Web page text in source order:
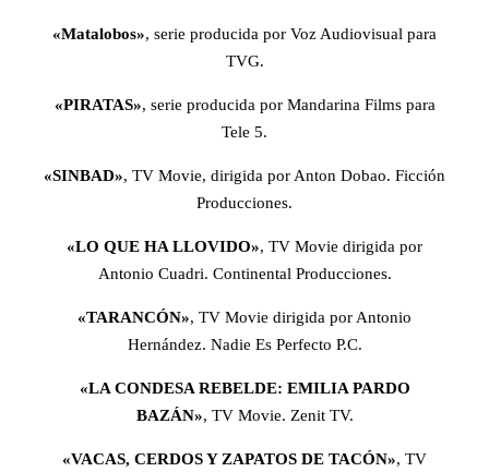
«Matalobos», serie producida por Voz Audiovisual para
TVG.
«PIRATAS», serie producida por Mandarina Films para
Tele 5.
«SINBAD», TV Movie, dirigida por Anton Dobao. Ficción
Producciones.
«LO QUE HA LLOVIDO», TV Movie dirigida por
Antonio Cuadri. Continental Producciones.
«TARANCÓN», TV Movie dirigida por Antonio
Hernández. Nadie Es Perfecto P.C.
«LA CONDESA REBELDE: EMILIA PARDO
BAZÁN», TV Movie. Zenit TV.
«VACAS, CERDOS Y ZAPATOS DE TACÓN», TV